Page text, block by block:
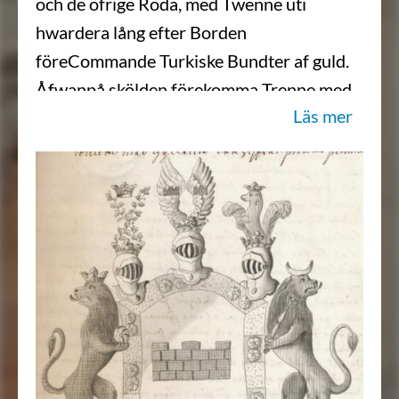
hwardera lång efter Borden
föreCommande Turkiske Bundter af guld.
Åfwanpå skölden förekomma Trenne med
hjelmCronan sträcka twenne wingar af
silfwer belagde med hwar sin likadan swart
mur som i skölden. Utur den högra
Hjelmkronan stå upreste Twenne
grönskande LagerQwistar i kors, emellan
hwilkas spetsar swäfwar en öppen
gyllende Crona Och utur den wänstra
Hjelmkronan upspringer mot höger en half
Läs mer